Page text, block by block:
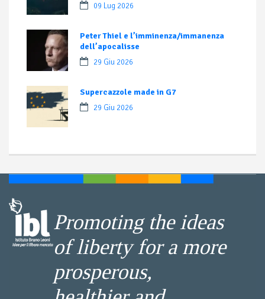
09 Lug 2026
Peter Thiel e l’imminenza/immanenza
dell’apocalisse
29 Giu 2026
Supercazzole made in G7
29 Giu 2026
Promoting the ideas
of liberty for a more
prosperous,